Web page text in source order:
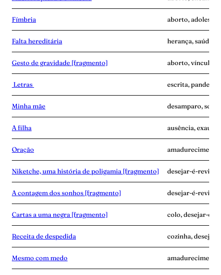
Fímbria aborto,
Falta hereditária herança, saúde
Gesto de gravidade [fragmento] aborto, vínculo
Letras escrita, pandemia
Minha mãe desamparo,
A filha ausência,
Oração
Niketche, uma história de poligamia [fragmento] desejar-é-revide,
A contagem dos sonhos [fragmento] desejar-é-
Cartas a uma negra [fragmento] colo, desejar-é-
Receita de despedida cozinha,
Mesmo com medo